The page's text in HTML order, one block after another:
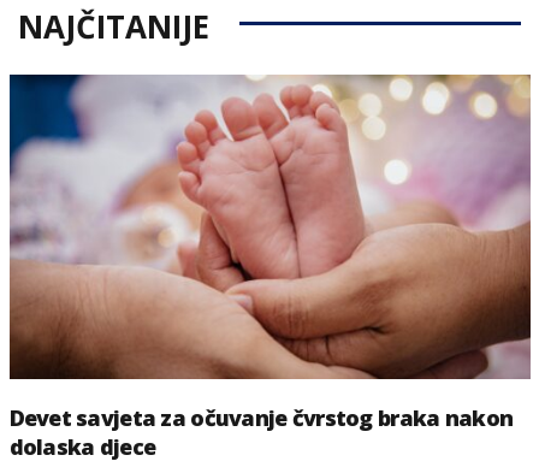
NAJČITANIJE
Devet savjeta za očuvanje čvrstog braka nakon
dolaska djece